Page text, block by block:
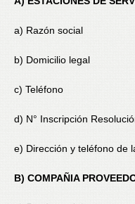
a) Razón social
b) Domicilio legal
c) Teléfono
d) N° Inscripción
e) Dirección y teléfono de
B) COMPAÑIA